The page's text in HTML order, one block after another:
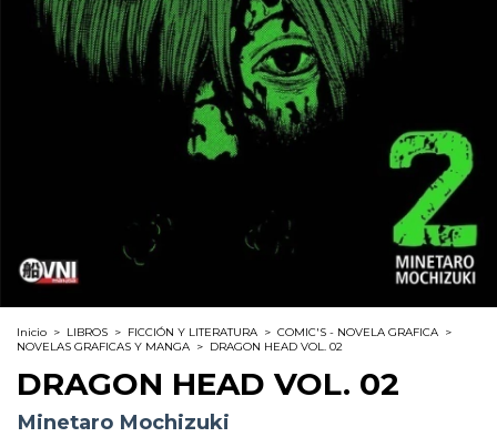
Inicio > LIBROS > FICCIÓN Y LITERATURA > COMIC'S - NOVELA GRAFICA >
NOVELAS GRAFICAS Y MANGA > DRAGON HEAD VOL. 02
DRAGON HEAD VOL. 02
Minetaro Mochizuki